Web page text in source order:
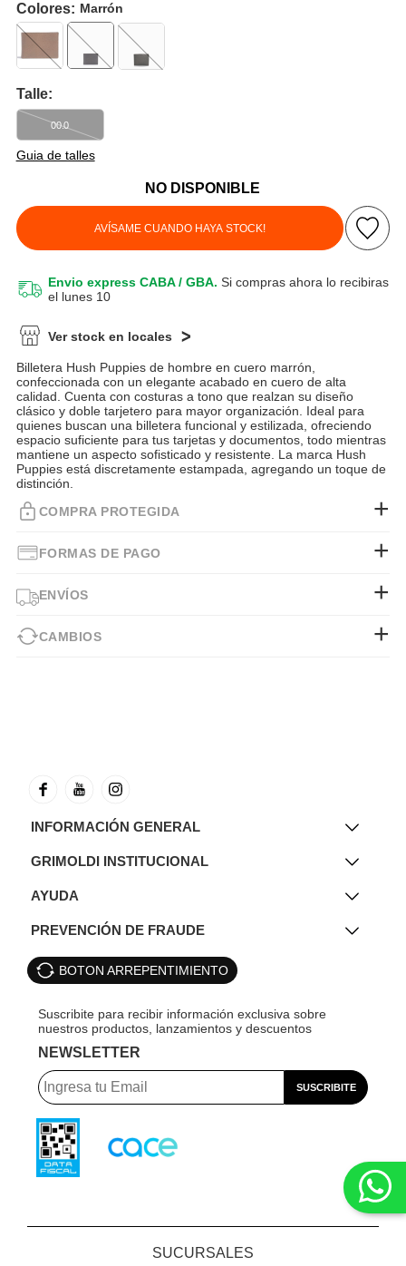
Colores: Marrón
Talle:
Guia de talles
00.0
NO DISPONIBLE
AVÍSAME CUANDO HAYA STOCK!
Envio express CABA / GBA. Si compras ahora lo recibiras
el lunes 10
Ver stock en locales
Billetera Hush Puppies de hombre en cuero marrón,
confeccionada con un elegante acabado en cuero de alta
calidad. Cuenta con costuras a tono que realzan su diseño
clásico y doble tarjetero para mayor organización. Ideal para
quienes buscan una billetera funcional y estilizada, ofreciendo
espacio suficiente para tus tarjetas y documentos, todo mientras
mantiene un aspecto sofisticado y resistente. La marca Hush
Puppies está discretamente estampada, agregando un toque de
distinción.
COMPRA PROTEGIDA
FORMAS DE PAGO
ENVÍOS
CAMBIOS
INFORMACIÓN GENERAL
GRIMOLDI INSTITUCIONAL
AYUDA
PREVENCIÓN DE FRAUDE
SUCURSALES
BOTON ARREPENTIMIENTO
NEWSLETTER